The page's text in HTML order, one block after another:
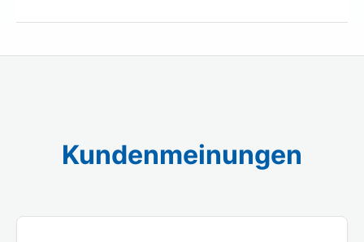
Kundenmeinungen